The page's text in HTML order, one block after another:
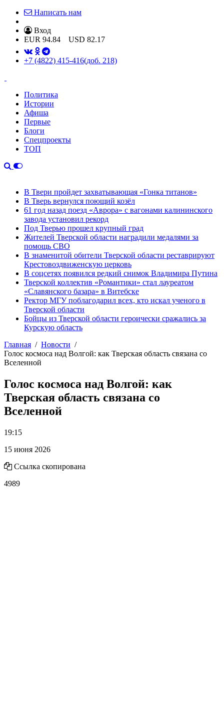
Написать нам
Вход
EUR 94.84 USD 82.17
+7 (4822) 415-416(доб. 218)
Политика
Истории
Афиша
Первые
Блоги
Спецпроекты
ТОП
В Твери пройдет захватывающая «Гонка титанов»
В Тверь вернулся поющий козёл
61 год назад поезд «Аврора» с вагонами калининского
завода установил рекорд
Под Тверью прошел крупный град
Жителей Тверской области наградили медалями за
помощь СВО
В знаменитой обители Тверской области реставрируют
Крестовоздвиженскую церковь
В соцсетях появился редкий снимок Владимира Путина
Тверской коллектив «Романтики» стал лауреатом
«Славянского базара» в Витебске
Ректор МГУ поблагодарил всех, кто искал ученого в
Тверской области
Бойцы из Тверской области героически сражались за
Курскую область
Главная
Новости
Голос космоса над Волгой: как Тверская область связана со
Вселенной
Голос космоса над Волгой: как
Тверская область связана со
Вселенной
19:15
15 июня 2026
Ссылка скопирована
4989